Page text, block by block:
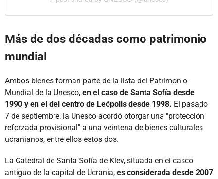
Más de dos décadas como patrimonio
mundial
Ambos bienes forman parte de la lista del Patrimonio
Mundial de la Unesco, en el caso de Santa Sofía desde
1990 y en el del centro de Leópolis desde 1998. El pasado
7 de septiembre, la Unesco acordó otorgar una "protección
reforzada provisional" a una veintena de bienes culturales
ucranianos, entre ellos estos dos.
La Catedral de Santa Sofía de Kiev, situada en el casco
antiguo de la capital de Ucrania, es considerada desde 2007